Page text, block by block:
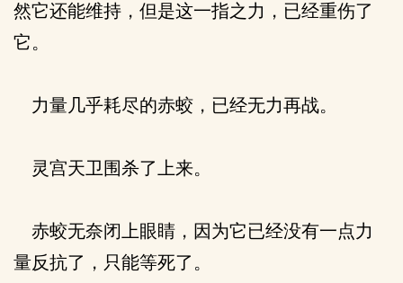
然它还能维持，但是这一指之力，已经重伤了
它。
力量几乎耗尽的赤蛟，已经无力再战。
灵宫天卫围杀了上来。
赤蛟无奈闭上眼睛，因为它已经没有一点力
量反抗了，只能等死了。